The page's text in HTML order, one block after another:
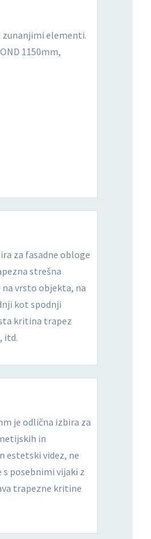
zunanjimi elementi.
1150mm,
za fasadne obloge
strešna
vrsto objekta, na
kot spodnji
kritina trapez
itd.
je odlična izbira za
in
estetski videz, ne
posebnimi vijaki z
trapezne kritine